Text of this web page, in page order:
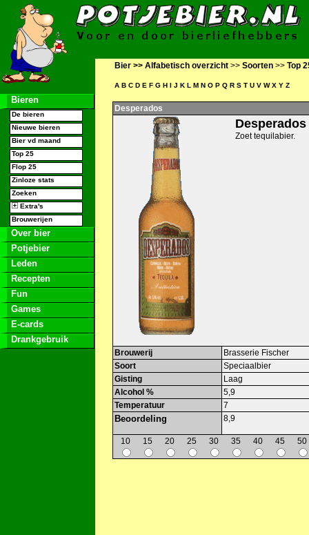
Bieren
De bieren
Nieuwe bieren
Bier vd maand
Top 25
Flop 25
Zinloze stats
Zoeken
Extra's
Brouwerijen
Over bier
Potjebier
Leden
Recepten
Fun
Games
E-cards
Drankgebruik
Bier >> Alfabetisch overzicht >> Soorten >> Top
A B C D E F G H I J K L M N O P Q R S T U V W X Y Z
Desperados
Desperados
Zoet tequilabier.
Brouwerij
Brasserie Fischer
Soort
Speciaalbier
Gisting
Laag
Alcohol %
5,9
Temperatuur
7
Beoordeling 8,9
10 15 20 25 30 35 40 45 50